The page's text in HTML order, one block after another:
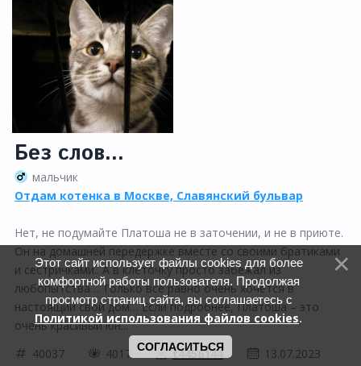
Без слов...
мальчик
Отдам котенка в Москве, Славянский бульвар
Нет, не подумайте Платоша не в заточении, и не в приюте.
Он на домашней передержке вместе со своими братиками
и сестричками.. А в клеточку просто забежал из
любопытства… Только все равно очень хочется в
настоящий свой дом… Если подробнее, Платоша – это
очень красивый юн...
40037
4017 t4456144 13.07.2023
Этот сайт использует файлы cookies для более
комфортной работы пользователя. Продолжая
просмотр страниц сайта, вы соглашаетесь с
Политикой использования файлов cookies.
СОГЛАСИТЬСЯ